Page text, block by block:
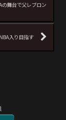
舞台で父レブロン
入り目指す